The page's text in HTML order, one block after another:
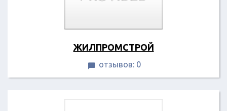
ЖИЛПРОМСТРОЙ
 отзывов: 0